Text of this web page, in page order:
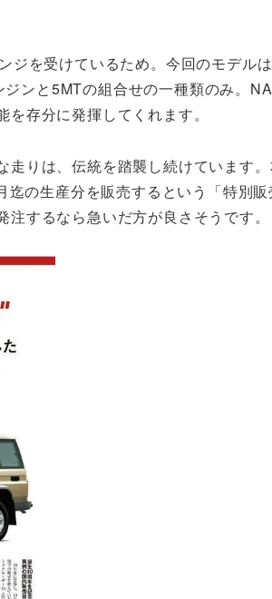
ジを受けているため。今回のモデル
ンと5MTの組合せの一種類のみ。
存分に発揮してくれます。
りは、伝統を踏襲し続けています。
の生産分を販売するという「特別
するなら急いだ方が良さそうです。